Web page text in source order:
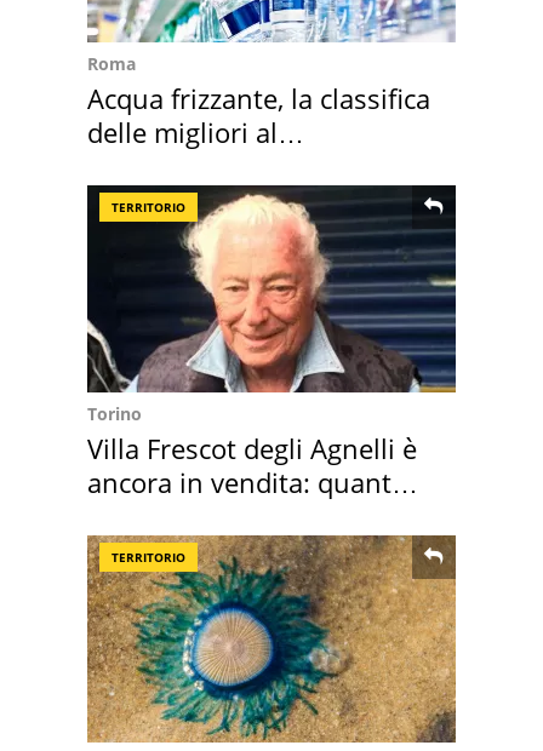
Roma
Acqua frizzante, la classifica
delle migliori al
TERRITORIO
Torino
Villa Frescot degli Agnelli è
ancora in vendita: quanto
TERRITORIO